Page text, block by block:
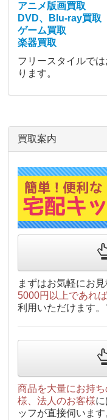
アニメ版画買取
DVD、Blu-ray買取
ゲーム買取
楽器買取
フリースタイルで
ります。
買取案内
まずはお気軽にお見
5000円以上であれ
利用いただけます。
商品を大量にお持
様、法人のお客様
ッフが直接伺います